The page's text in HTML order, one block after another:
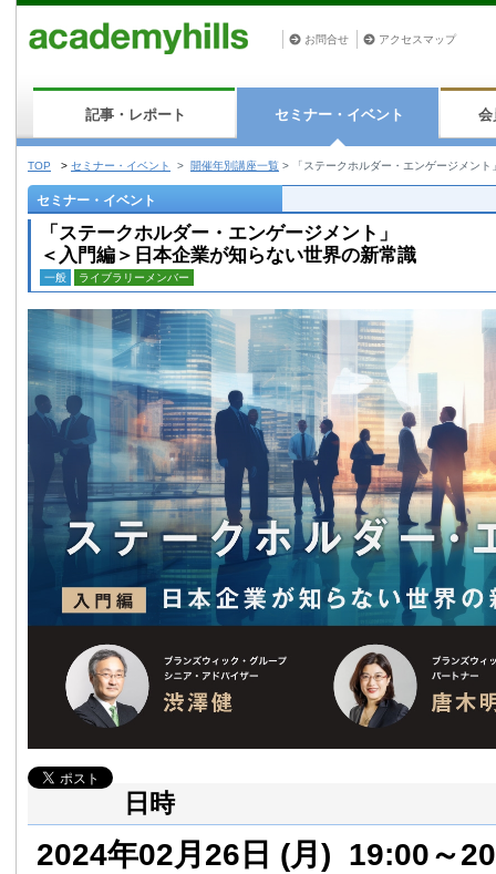
お問合せ アクセスマップ
記事・レポート セミナー・イベント 会
TOP > セミナー・イベント > 開催年別講座一覧 > 「ステークホルダー・エンゲージメン
セミナー・イベント
「ステークホルダー・エンゲージメント」
＜入門編＞日本企業が知らない世界の新常識
一般 ライブラリーメンバー
日時
2024年02月26日 (月) 19:00～